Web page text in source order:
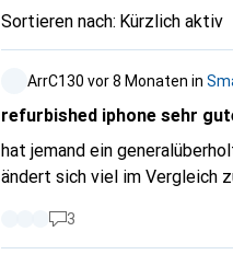
Sortieren nach: Kürzlich aktiv
ArrC130 vor 8 Monaten in
refurbished iphone sehr
hat jemand ein
ändert sich viel im Vergleich
3